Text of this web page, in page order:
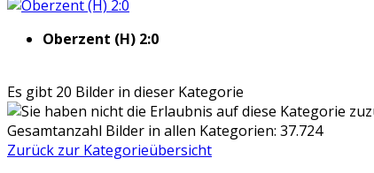
Oberzent (H) 2:0
Es gibt 20 Bilder in dieser Kategorie
Gesamtanzahl Bilder in allen Kategorien: 37.724
Zurück zur Kategorieübersicht